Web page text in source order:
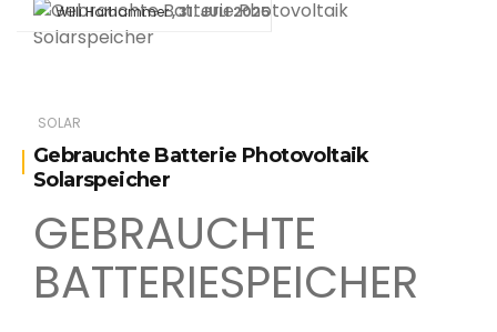
SOLAR
Gebrauchte Batterie Photovoltaik
Solarspeicher
Willi Harhammer 31. JULI 2025
GEBRAUCHTE
BATTERIESPEICHER